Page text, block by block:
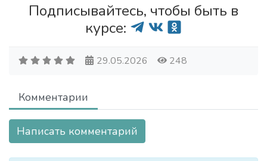
Подписывайтесь, чтобы быть в
курсе:
29.05.2026 248
Комментарии
Написать комментарий